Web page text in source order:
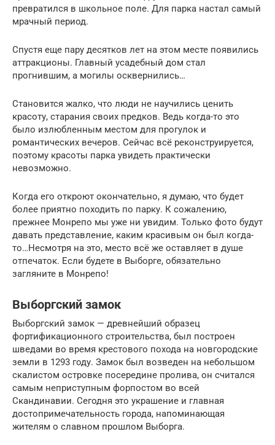
превратился в школьное поле. Для парка настал самый
мрачный период.
Спустя еще пару десятков лет на этом месте появились
аттракционы. Главный усадебный дом стал
прогнившим, а могилы осквернились…
Становится жалко, что люди не научились ценить
красоту, старания своих предков. Ведь когда-то это
было излюбленным местом для прогулок и
романтических вечеров. Сейчас всё реконструируется,
поэтому красоты парка увидеть практически
невозможно.
Когда его откроют окончательно, я думаю, что будет
более приятно походить по парку. К сожалению,
прежнее Монрепо мы уже ни увидим. Только фото будут
давать представление, каким красивым он был когда-
то…Несмотря на это, место всё же оставляет в душе
отпечаток. Если будете в Выборге, обязательно
загляните в Монрепо!
Выборгский замок
Выборгский замок — древнейший образец
фортификационного строительства, был построен
шведами во время крестового похода на новгородские
земли в 1293 году. Замок был возведен на небольшом
скалистом островке посередине пролива, он считался
самым неприступным форпостом во всей
Скандинавии. Сегодня это украшение и главная
достопримечательность города, напоминающая
жителям о славном прошлом Выборга.